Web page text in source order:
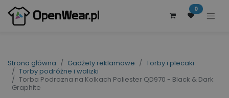
0
Strona główna Gadżety reklamowe
Torby i plecaki
Torby podróżne i walizki
Torba Podrozna na Kolkach Poliester QD970 - Black & Dark
Graphite